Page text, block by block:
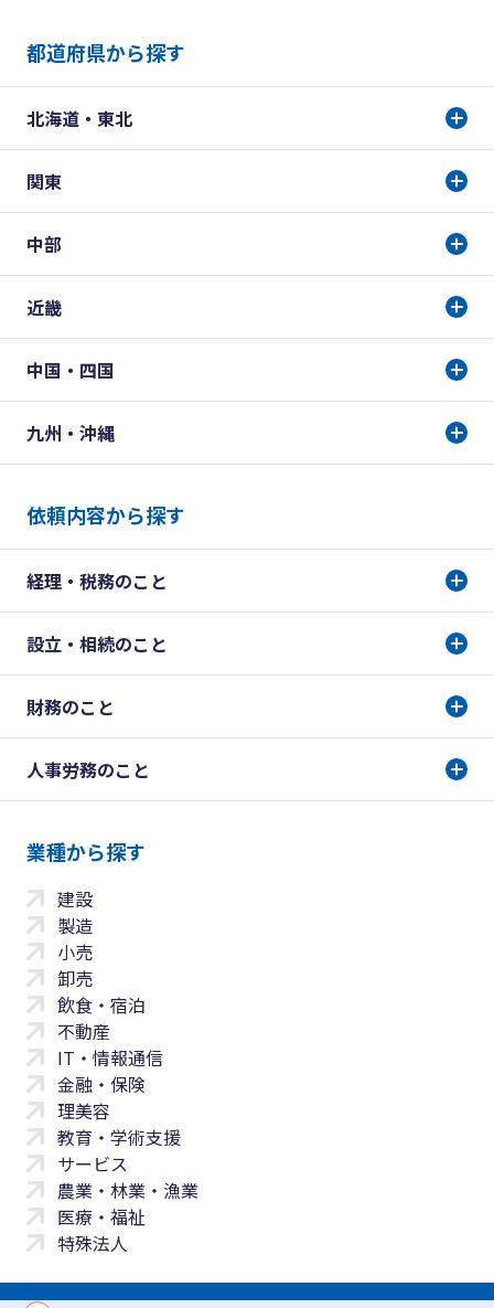
都道府県から探す
北海道・東北
関東
中部
近畿
中国・四国
九州・沖縄
依頼内容から探す
経理・税務のこと
設立・相続のこと
財務のこと
人事労務のこと
業種から探す
建設
製造
小売
卸売
飲食・宿泊
不動産
IT・情報通信
金融・保険
理美容
教育・学術支援
サービス
農業・林業・漁業
医療・福祉
特殊法人